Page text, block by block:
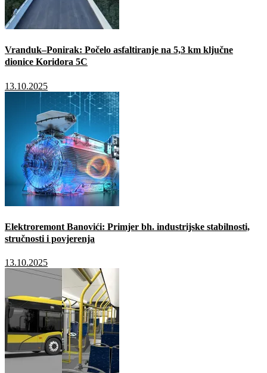
Vranduk–Ponirak: Počelo asfaltiranje na 5,3 km ključne
dionice Koridora 5C
13.10.2025
Elektroremont Banovići: Primjer bh. industrijske stabilnosti,
stručnosti i povjerenja
13.10.2025